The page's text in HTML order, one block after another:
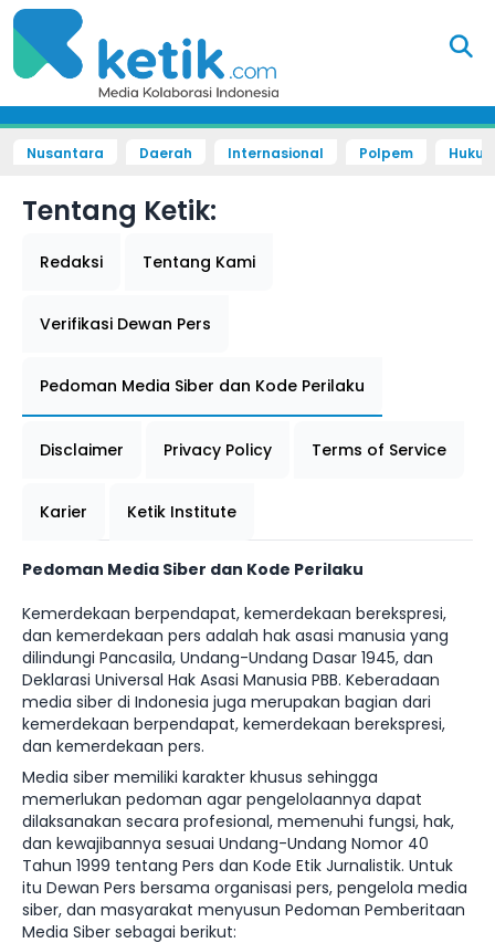
Nusantara Daerah Internasional Polpem
Tentang Ketik:
Redaksi Tentang Kami
Verifikasi Dewan Pers
Pedoman Media Siber dan Kode Perilaku
Disclaimer Privacy Policy Terms of Service
Karier Ketik Institute
Pedoman Media Siber dan Kode Perilaku
Kemerdekaan berpendapat, kemerdekaan berekspresi,
dan kemerdekaan pers adalah hak asasi manusia yang
dilindungi Pancasila, Undang-Undang Dasar 1945, dan
Deklarasi Universal Hak Asasi Manusia PBB. Keberadaan
media siber di Indonesia juga merupakan bagian dari
kemerdekaan berpendapat, kemerdekaan berekspresi,
dan kemerdekaan pers.
Media siber memiliki karakter khusus sehingga
memerlukan pedoman agar pengelolaannya dapat
dilaksanakan secara profesional, memenuhi fungsi, hak,
dan kewajibannya sesuai Undang-Undang Nomor 40
Tahun 1999 tentang Pers dan Kode Etik Jurnalistik. Untuk
itu Dewan Pers bersama organisasi pers, pengelola media
siber, dan masyarakat menyusun Pedoman Pemberitaan
Media Siber sebagai berikut: